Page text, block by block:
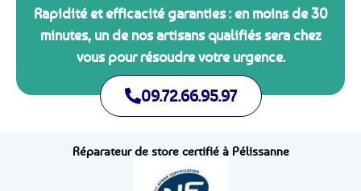
Rapidité et efficacité garanties : en moins de 30
minutes, un de nos artisans qualifiés sera chez
vous pour résoudre votre urgence.
09.72.66.95.97
Réparateur de store certifié à Pélissanne